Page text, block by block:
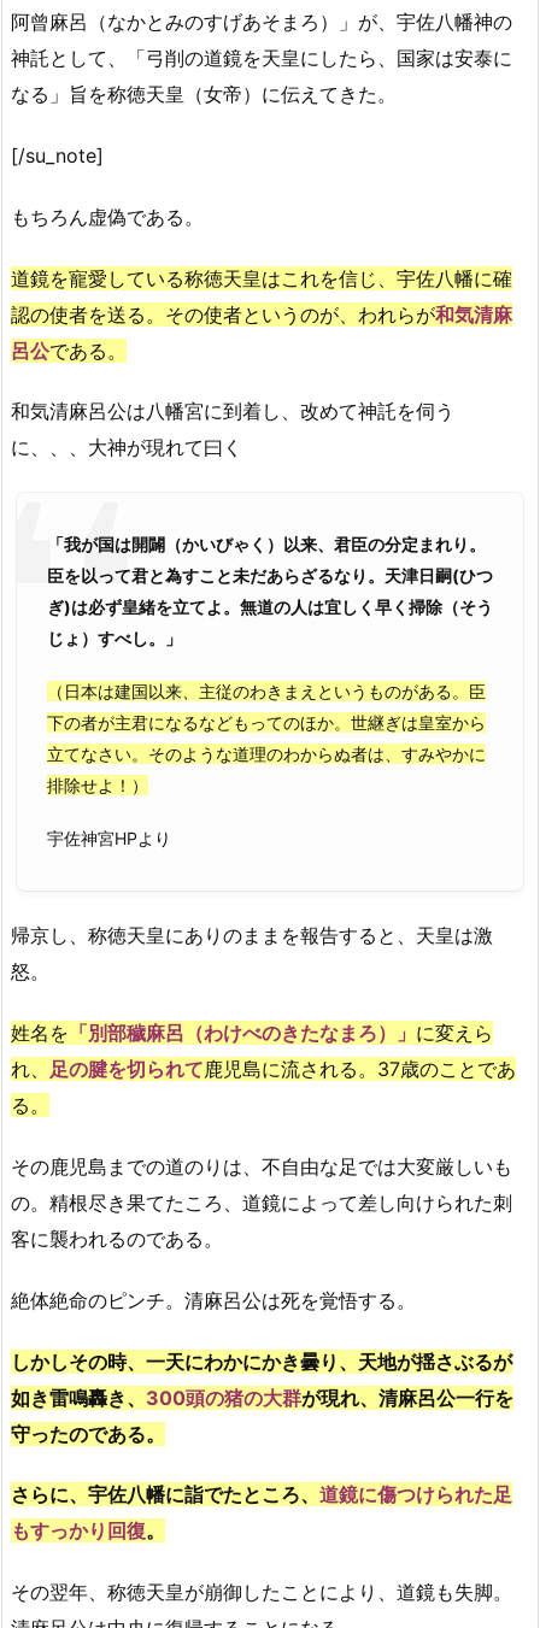
阿曾麻呂（なかとみのすげあそまろ）」が、宇佐八幡神の
神託として、「弓削の道鏡を天皇にしたら、国家は安泰に
なる」旨を称徳天皇（女帝）に伝えてきた。
[/su_note]
もちろん虚偽である。
道鏡を寵愛している称徳天皇はこれを信じ、宇佐八幡に確
認の使者を送る。その使者というのが、われらが和気清麻
呂公である。
和気清麻呂公は八幡宮に到着し、改めて神託を伺う
に、、、大神が現れて曰く
「我が国は開闢（かいびゃく）以来、君臣の分定まれり。
臣を以って君と為すこと未だあらざるなり。天津日嗣(ひつ
ぎ)は必ず皇緒を立てよ。無道の人は宜しく早く掃除（そう
じょ）すべし。
」
（日本は建国以来、主従のわきまえというものがある。臣
下の者が主君になるなどもってのほか。世継ぎは皇室から
立てなさい。そのような道理のわからぬ者は、すみやかに
排除せよ！）
宇佐神宮HPより
帰京し、称徳天皇にありのままを報告すると、天皇は激
怒。
姓名を 「別部穢麻呂（わけべのきたなまろ）」 に変えら
れ、 足の腱を切られて鹿児島に流される。37歳のことであ
る。
その鹿児島までの道のりは、不自由な足では大変厳しいも
の。精根尽き果てたころ、道鏡によって差し向けられた刺
客に襲われるのである。
絶体絶命のピンチ。清麻呂公は死を覚悟する。
しかしその時、一天にわかにかき曇り、天地が揺さぶるが
如き雷鳴轟き、 300頭の猪の大群が現れ、清麻呂公一行を
守ったのである。
さらに、宇佐八幡に詣でたところ、 道鏡に傷つけられた足
もすっかり回復。
その翌年、称徳天皇が崩御したことにより、道鏡も失脚。